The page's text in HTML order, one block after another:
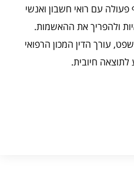
עם רואי חשבון ואנשי
ולהפריך את ההאשמות.
עורך הדין המכון הרפואי
לתוצאה חיובית.